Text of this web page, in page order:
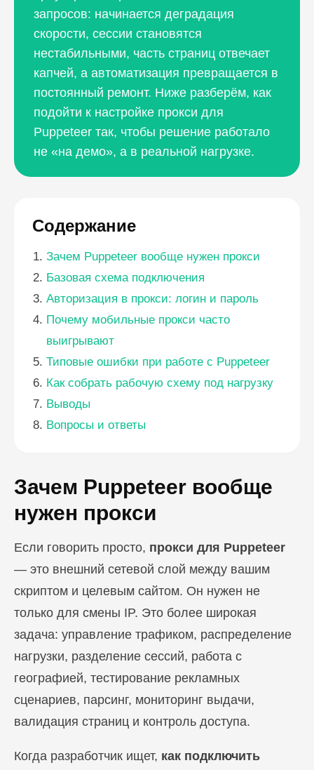
запросов: начинается деградация
скорости, сессии становятся
нестабильными, часть страниц отвечает
капчей, а автоматизация превращается в
постоянный ремонт. Ниже разберём, как
подойти к настройке прокси для
Puppeteer так, чтобы решение работало
не «на демо», а в реальной нагрузке.
Содержание
Зачем Puppeteer вообще нужен прокси
Базовая схема подключения
Авторизация в прокси: логин и пароль
Почему мобильные прокси часто
выигрывают
Типовые ошибки при работе с Puppeteer
Как собрать рабочую схему под нагрузку
Выводы
Вопросы и ответы
Зачем Puppeteer вообще
нужен прокси
Если говорить просто, прокси для Puppeteer
— это внешний сетевой слой между вашим
скриптом и целевым сайтом. Он нужен не
только для смены IP. Это более широкая
задача: управление трафиком, распределение
нагрузки, разделение сессий, работа с
географией, тестирование рекламных
сценариев, парсинг, мониторинг выдачи,
валидация страниц и контроль доступа.
Когда разработчик ищет, как подключить